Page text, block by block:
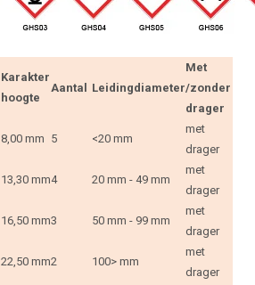
Karakter
hoogte
Aantal Leidingdiameter
Met
/zonder
drager
8,00 mm 5 <20 mm
met
drager
13,30 mm4 20 mm - 49 mm
met
drager
16,50 mm3 50 mm - 99 mm
met
drager
22,50 mm2 100> mm
met
drager